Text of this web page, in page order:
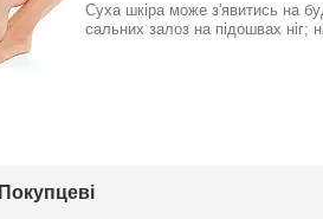
Суха шкіра може з'явитись на
сальних залоз на підошвах ніг;
Покупцеві